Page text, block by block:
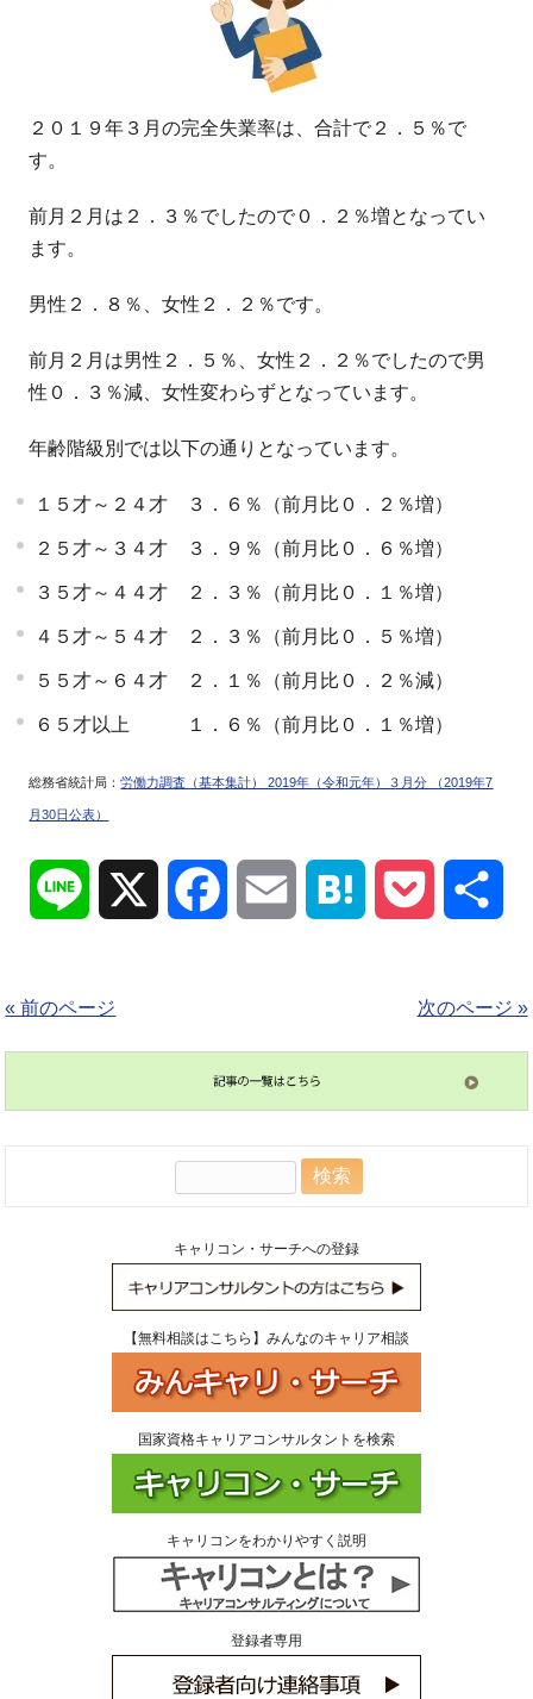
２０１９年３月の完全失業率は、合計で２．５％で
す。
前月２月は２．３％でしたので０．２％増となってい
ます。
男性２．８％、女性２．２％です。
前月２月は男性２．５％、女性２．２％でしたので男
性０．３％減、女性変わらずとなっています。
年齢階級別では以下の通りとなっています。
１５才～２４才 ３．６％（前月比０．２％増）
２５才～３４才 ３．９％（前月比０．６％増）
３５才～４４才 ２．３％（前月比０．１％増）
４５才～５４才 ２．３％（前月比０．５％増）
５５才～６４才 ２．１％（前月比０．２％減）
６５才以上 １．６％（前月比０．１％増）
総務省統計局：労働力調査（基本集計） 2019年（令和元年）３月分 （2019年7
月30日公表）
Line Facebook Email Hatena Pocket
« 前のページ 次のページ »
キャリコン・サーチへの登録
【無料相談はこちら】みんなのキャリア相談
国家資格キャリアコンサルタントを検索
キャリコンをわかりやすく説明
登録者専用